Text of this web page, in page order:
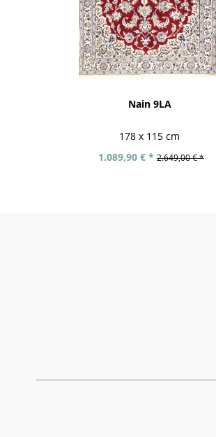
Nain 9LA
178 x 115 cm
1.089,90 € * 2.649,00 € *